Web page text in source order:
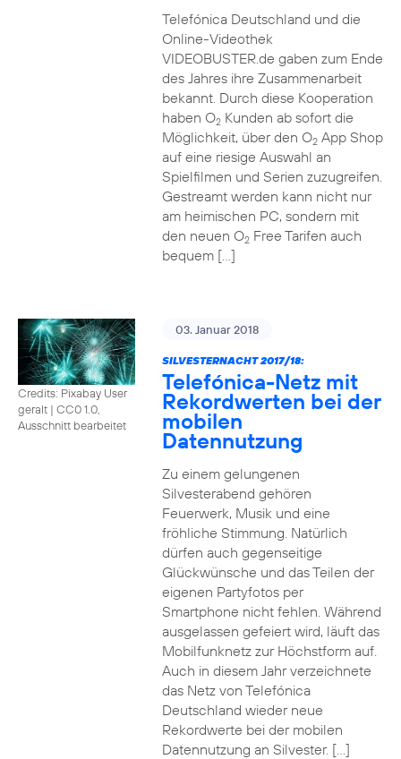
Telefónica Deutschland und die
Online-Videothek
VIDEOBUSTER.de gaben zum Ende
des Jahres ihre Zusammenarbeit
bekannt. Durch diese Kooperation
haben O2Kunden ab sofort die
Möglichkeit, über den O2App Shop
auf eine riesige Auswahl an
Spielfilmen und Serien zuzugreifen.
Gestreamt werden kann nicht nur
am heimischen PC, sondern mit
den neuen O2Free Tarifen auch
bequem […]
Credits: Pixabay User
geralt | CC0 1.0,
Ausschnitt bearbeitet
03. Januar 2018
SILVESTERNACHT 2017/18:
Telefónica-Netz mit
Rekordwerten bei der
mobilen
Datennutzung
Zu einem gelungenen
Silvesterabend gehören
Feuerwerk, Musik und eine
fröhliche Stimmung. Natürlich
dürfen auch gegenseitige
Glückwünsche und das Teilen der
eigenen Partyfotos per
Smartphone nicht fehlen. Während
ausgelassen gefeiert wird, läuft das
Mobilfunknetz zur Höchstform auf.
Auch in diesem Jahr verzeichnete
das Netz von Telefónica
Deutschland wieder neue
Rekordwerte bei der mobilen
Datennutzung an Silvester. […]